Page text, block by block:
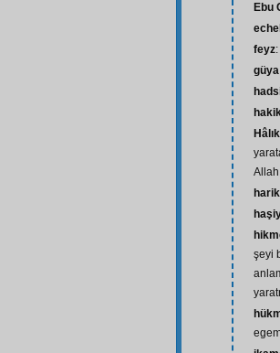
Ebu
feyz
güya
Allah
şeyi